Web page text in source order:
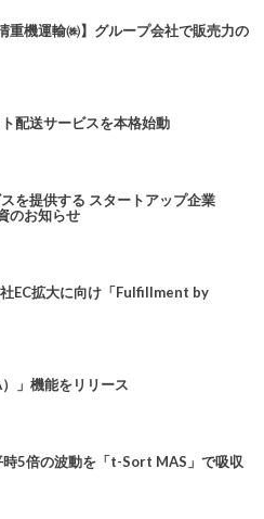
重機運輸㈱】グループ会社で販売力の
配送サービスを本格始動
を提供する スタートアップ企業
のお知らせ
EC拡大に向け「Fulfillment by
」機能をリリース
5倍の波動を「t-Sort MAS」で吸収